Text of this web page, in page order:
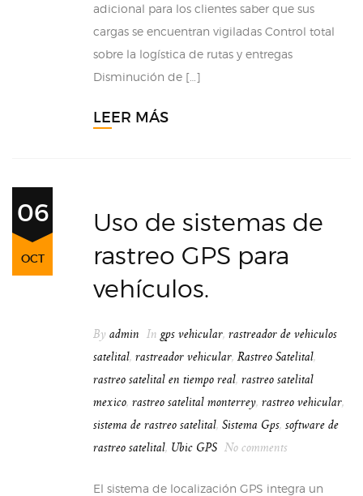
adicional para los clientes saber que sus
cargas se encuentran vigiladas Control total
sobre la logística de rutas y entregas
Disminución de […]
LEER MÁS
06
OCT
Uso de sistemas de
rastreo GPS para
vehículos.
By admin In gps vehicular, rastreador de vehiculos
satelital, rastreador vehicular, Rastreo Satelital,
rastreo satelital en tiempo real, rastreo satelital
mexico, rastreo satelital monterrey, rastreo vehicular,
sistema de rastreo satelital, Sistema Gps, software de
rastreo satelital, Ubic GPS No comments
El sistema de localización GPS integra un